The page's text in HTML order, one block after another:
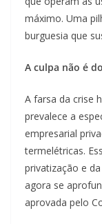
máximo. Uma
burguesia que
A culpa não é
A farsa da crise
prevalece a
empresarial
termelétricas.
privatização e
agora se
aprovada pelo